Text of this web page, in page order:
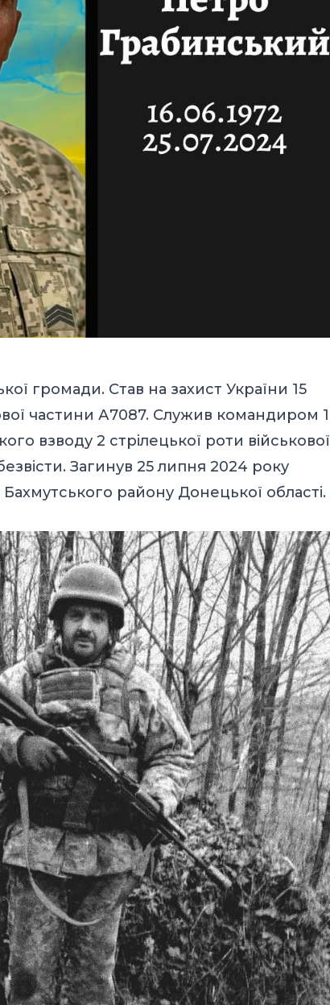
громади. Став на захист України 15
частини А7087. Служив командиром 1
взводу 2 стрілецької роти військової
Загинув 25 липня 2024 року
району Донецької області.